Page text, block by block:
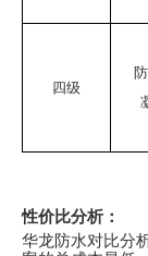
四级
性价比分析：
华龙防水对比分